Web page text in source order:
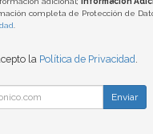
completa de Protección de
la Política de Privacidad
Enviar